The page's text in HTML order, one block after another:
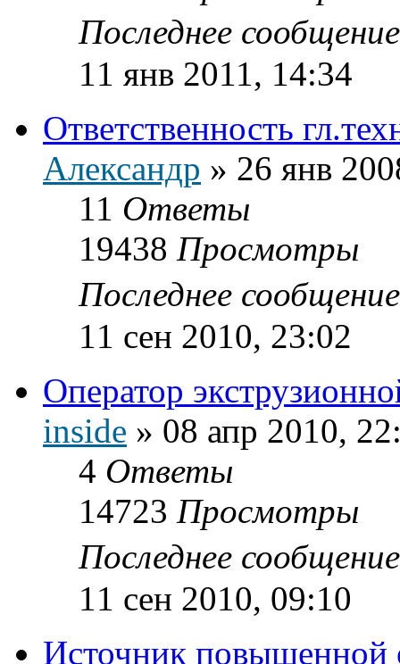
Последнее
11 янв 2011, 14:34
Ответственность
Александр » 26 янв
11 Ответы
19438 Просмотры
Последнее
11 сен 2010, 23:02
Оператор
inside » 08 апр 2010,
4 Ответы
14723 Просмотры
Последнее
11 сен 2010, 09:10
Источник повышенной